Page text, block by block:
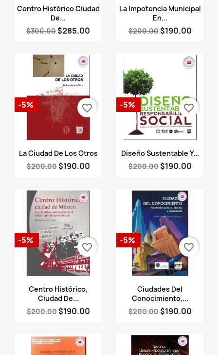
 Vista rápida
Centro Histórico Ciudad
De...
$300.00 $285.00
Vista rápida
La Impotencia Municipal
En...
$200.00 $190.00
Vista rápida
La Ciudad De Los Otros
$200.00 $190.00
-5% favorite_border
Vista rápida
Diseño Sustentable Y...
$200.00 $190.00
-5% favorite_border
Vista rápida
Centro Histórico,
Ciudad De...
$200.00 $190.00
-5%
favorite_border
Vista rápida
Ciudades Del
Conocimiento,...
$200.00 $190.00
-5%
favorite_border